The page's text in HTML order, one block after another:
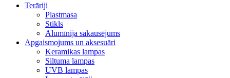
Terāriji
Plastmasa
Stikls
Alumīnija sakausējums
Apgaismojums un aksesuāri
Keramikas lampas
Siltuma lampas
UVB lampas